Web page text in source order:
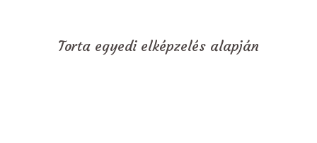
Torta egyedi elképzelés alapján